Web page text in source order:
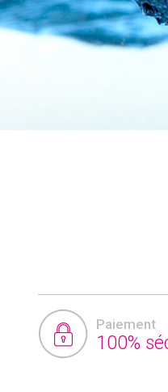
Paiement
100%